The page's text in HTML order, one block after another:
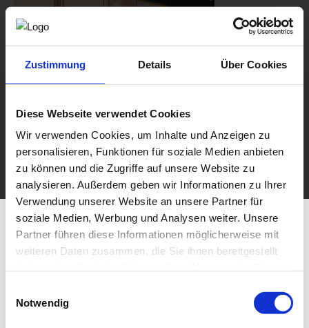
Zustimmung Details Über Cookies
Diese Webseite verwendet Cookies
Wir verwenden Cookies, um Inhalte und Anzeigen zu
personalisieren, Funktionen für soziale Medien anbieten
zu können und die Zugriffe auf unsere Website zu
analysieren. Außerdem geben wir Informationen zu Ihrer
Verwendung unserer Website an unsere Partner für
soziale Medien, Werbung und Analysen weiter. Unsere
Partner führen diese Informationen möglicherweise mit
weiteren Daten zusammen, die Sie ihnen bereitgestellt
Notwendig